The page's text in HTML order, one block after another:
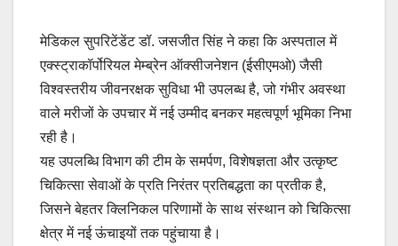
मेडिकल सुपरिटेंडेंट डॉ. जसजीत सिंह ने कहा कि अस्पताल में
एक्स्ट्राकॉर्पोरियल मेम्ब्रेन ऑक्सीजनेशन (ईसीएमओ) जैसी
विश्वस्तरीय जीवनरक्षक सुविधा भी उपलब्ध है, जो गंभीर अवस्था
वाले मरीजों के उपचार में नई उम्मीद बनकर महत्वपूर्ण भूमिका निभा
रही है।
यह उपलब्धि विभाग की टीम के समर्पण, विशेषज्ञता और उत्कृष्ट
चिकित्सा सेवाओं के प्रति निरंतर प्रतिबद्धता का प्रतीक है,
जिसने बेहतर क्लिनिकल परिणामों के साथ संस्थान को चिकित्सा
क्षेत्र में नई ऊंचाइयों तक पहुंचाया है।